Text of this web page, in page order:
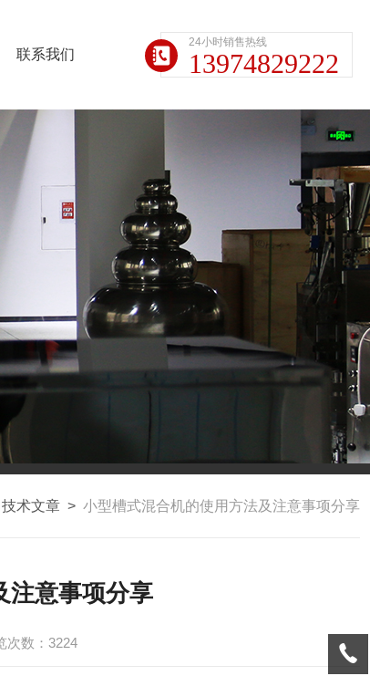
联系我们
24小时销售热线
13974829222
技术文章 > 小型槽式混合机的使用方法及注意事项分享
注意事项分享
次数：3224